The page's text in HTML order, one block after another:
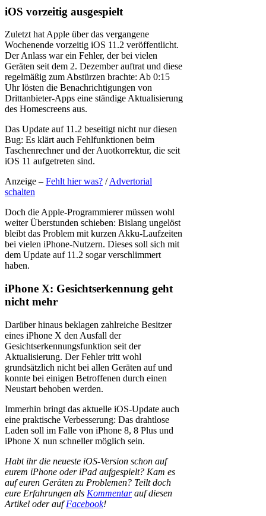
iOS vorzeitig ausgespielt
Zuletzt hat Apple über das vergangene
Wochenende vorzeitig iOS 11.2 veröffentlicht.
Der Anlass war ein Fehler, der bei vielen
Geräten seit dem 2. Dezember auftrat und diese
regelmäßig zum Abstürzen brachte: Ab 0:15
Uhr lösten die Benachrichtigungen von
Drittanbieter-Apps eine ständige Aktualisierung
des Homescreens aus.
Das Update auf 11.2 beseitigt nicht nur diesen
Bug: Es klärt auch Fehlfunktionen beim
Taschenrechner und der Auotkorrektur, die seit
iOS 11 aufgetreten sind.
Anzeige – Fehlt hier was? /Advertorial
schalten
Doch die Apple-Programmierer müssen wohl
weiter Überstunden schieben: Bislang ungelöst
bleibt das Problem mit kurzen Akku-Laufzeiten
bei vielen iPhone-Nutzern. Dieses soll sich mit
dem Update auf 11.2 sogar verschlimmert
haben.
iPhone X: Gesichtserkennung geht
nicht mehr
Darüber hinaus beklagen zahlreiche Besitzer
eines iPhone X den Ausfall der
Gesichtserkennungsfunktion seit der
Aktualisierung. Der Fehler tritt wohl
grundsätzlich nicht bei allen Geräten auf und
konnte bei einigen Betroffenen durch einen
Neustart behoben werden.
Immerhin bringt das aktuelle iOS-Update auch
eine praktische Verbesserung: Das drahtlose
Laden soll im Falle von iPhone 8, 8 Plus und
iPhone X nun schneller möglich sein.
Habt ihr die neueste iOS-Version schon auf
eurem iPhone oder iPad aufgespielt? Kam es
auf euren Geräten zu Problemen? Teilt doch
eure Erfahrungen als Kommentarauf diesen
Artikel oder aufFacebook!